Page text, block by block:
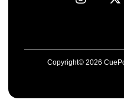
Copyright© 2026